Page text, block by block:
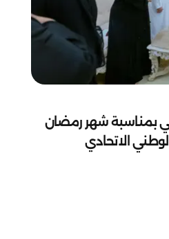
بمناسبة شهر رمضان
الاتحادي